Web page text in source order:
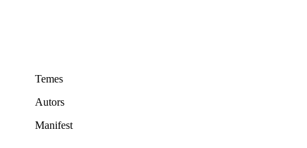
Temes
Autors
Manifest